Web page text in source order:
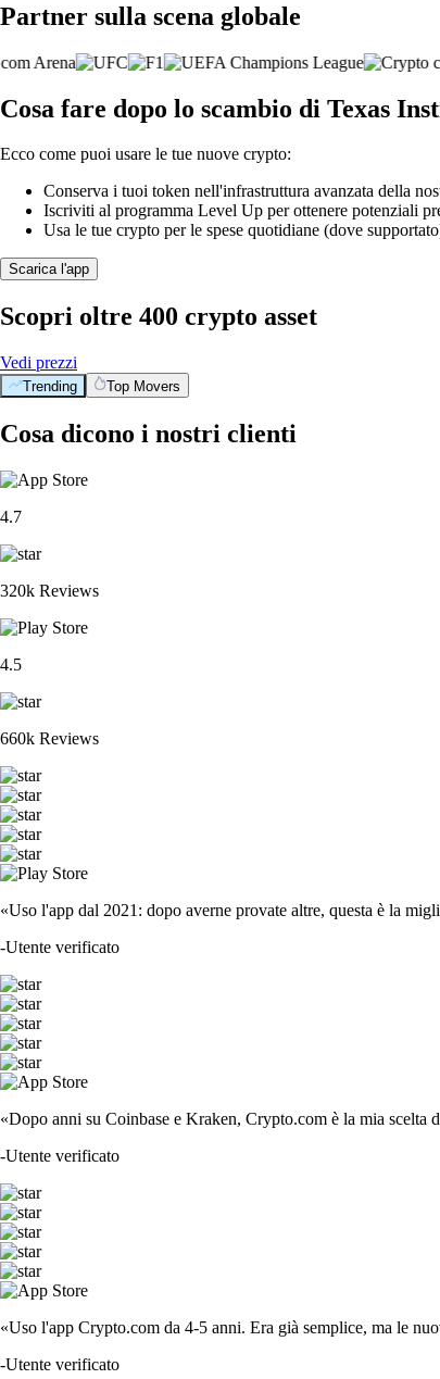
Partner sulla scena globale
Cosa fare dopo lo scambio di Texas
Ecco come puoi usare le tue nuove crypto:
Conserva i tuoi token nell'infrastruttura avanzata della
Iscriviti al programma Level Up per ottenere potenziali
Usa le tue crypto per le spese quotidiane (dove
Scarica l'app
Scopri oltre 400 crypto asset
Vedi prezzi
Trending Top Movers
Cosa dicono i nostri clienti
4.7
320k Reviews
4.5
660k Reviews
«Uso l'app dal 2021: dopo averne provate altre, questa è la
-Utente verificato
«Dopo anni su Coinbase e Kraken, Crypto.com è la mia
-Utente verificato
«Uso l'app Crypto.com da 4-5 anni. Era già semplice, ma le
-Utente verificato